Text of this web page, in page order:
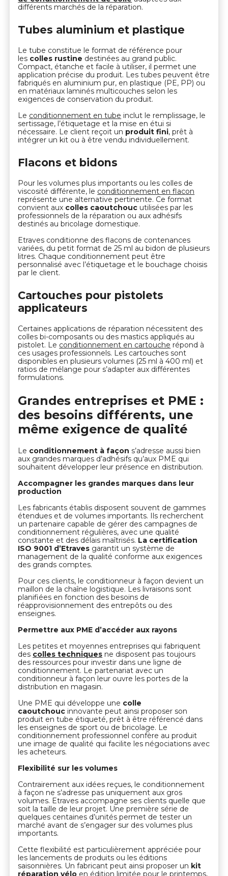
différents marchés de la réparation.
Tubes aluminium et plastique
Le tube constitue le format de référence pour
les colles rustine destinées au grand public.
Compact, étanche et facile à utiliser, il permet une
application précise du produit. Les tubes peuvent être
fabriqués en aluminium pur, en plastique (PE, PP) ou
en matériaux laminés multicouches selon les
exigences de conservation du produit.
Le conditionnement en tube inclut le remplissage, le
sertissage, l’étiquetage et la mise en étui si
nécessaire. Le client reçoit un produit fini, prêt à
intégrer un kit ou à être vendu individuellement.
Flacons et bidons
Pour les volumes plus importants ou les colles de
viscosité différente, le conditionnement en flacon
représente une alternative pertinente. Ce format
convient aux colles caoutchouc utilisées par les
professionnels de la réparation ou aux adhésifs
destinés au bricolage domestique.
Etraves conditionne des flacons de contenances
variées, du petit format de 25 ml au bidon de plusieurs
litres. Chaque conditionnement peut être
personnalisé avec l’étiquetage et le bouchage choisis
par le client.
Cartouches pour pistolets
applicateurs
Certaines applications de réparation nécessitent des
colles bi-composants ou des mastics appliqués au
pistolet. Le conditionnement en cartouche répond à
ces usages professionnels. Les cartouches sont
disponibles en plusieurs volumes (25 ml à 400 ml) et
ratios de mélange pour s’adapter aux différentes
formulations.
Grandes entreprises et PME :
des besoins différents, une
même exigence de qualité
Le conditionnement à façon s’adresse aussi bien
aux grandes marques d’adhésifs qu’aux PME qui
souhaitent développer leur présence en distribution.
Accompagner les grandes marques dans leur
production
Les fabricants établis disposent souvent de gammes
étendues et de volumes importants. Ils recherchent
un partenaire capable de gérer des campagnes de
conditionnement régulières, avec une qualité
constante et des délais maîtrisés. La certification
ISO 9001 d’Etraves garantit un système de
management de la qualité conforme aux exigences
des grands comptes.
Pour ces clients, le conditionneur à façon devient un
maillon de la chaîne logistique. Les livraisons sont
planifiées en fonction des besoins de
réapprovisionnement des entrepôts ou des
enseignes.
Permettre aux PME d’accéder aux rayons
Les petites et moyennes entreprises qui fabriquent
des colles techniques ne disposent pas toujours
des ressources pour investir dans une ligne de
conditionnement. Le partenariat avec un
conditionneur à façon leur ouvre les portes de la
distribution en magasin.
Une PME qui développe une colle
caoutchouc innovante peut ainsi proposer son
produit en tube étiqueté, prêt à être référencé dans
les enseignes de sport ou de bricolage. Le
conditionnement professionnel confère au produit
une image de qualité qui facilite les négociations avec
les acheteurs.
Flexibilité sur les volumes
Contrairement aux idées reçues, le conditionnement
à façon ne s’adresse pas uniquement aux gros
volumes. Etraves accompagne ses clients quelle que
soit la taille de leur projet. Une première série de
quelques centaines d’unités permet de tester un
marché avant de s’engager sur des volumes plus
importants.
Cette flexibilité est particulièrement appréciée pour
les lancements de produits ou les éditions
saisonnières. Un fabricant peut ainsi proposer un kit
réparation vélo en édition limitée pour le printemps,